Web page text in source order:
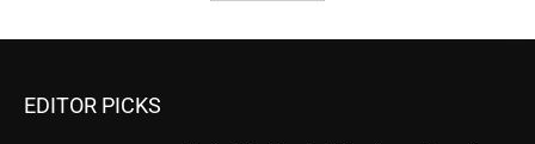
EDITOR PICKS